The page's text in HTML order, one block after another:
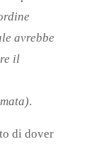
avrebbe
il
.
di dover